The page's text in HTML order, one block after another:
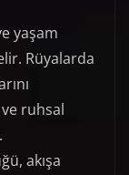
yaşam
Rüyalarda
ve ruhsal
akışa